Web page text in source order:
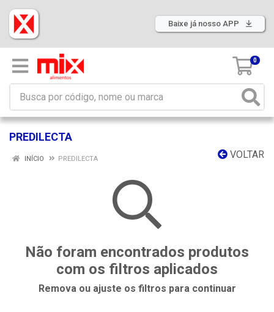
Baixe já nosso APP
0
PREDILECTA
VOLTAR
INÍCIO PREDILECTA
Não foram encontrados produtos
com os filtros aplicados
Remova ou ajuste os filtros para continuar